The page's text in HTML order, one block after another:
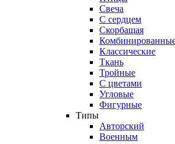
Свеча
С сердцем
Скорбащая
Классические
Ткань
Тройные
С цветами
Угловые
Фигурные
Типы
Авторский
Военным